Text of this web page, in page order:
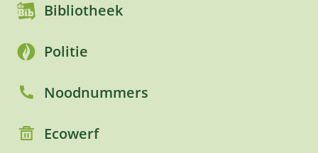
Bibliotheek
Politie
Noodnummers
Ecowerf